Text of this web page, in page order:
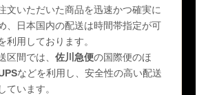
文いただいた商品を迅速かつ確実に
、日本国内の配送は時間帯指定が可
利用しております。
区間では、 佐川急便の国際便のほ
などを利用し、安全性の高い配送
ています。